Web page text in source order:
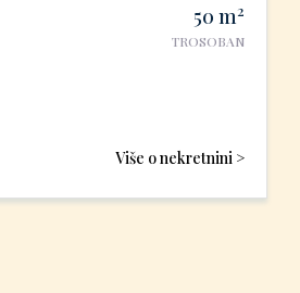
50 m2
TROSOBAN
Više o nekretnini >